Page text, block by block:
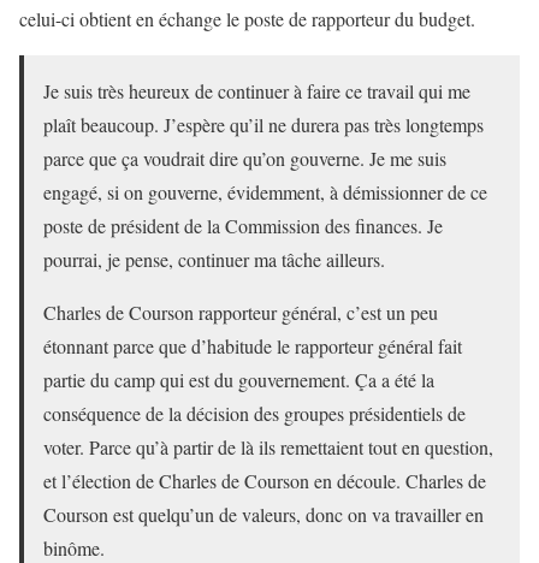
celui-ci obtient en échange le poste de rapporteur du budget.
Je suis très heureux de continuer à faire ce travail qui me
plaît beaucoup. J’espère qu’il ne durera pas très longtemps
parce que ça voudrait dire qu’on gouverne. Je me suis
engagé, si on gouverne, évidemment, à démissionner de ce
poste de président de la Commission des finances. Je
pourrai, je pense, continuer ma tâche ailleurs.
Charles de Courson rapporteur général, c’est un peu
étonnant parce que d’habitude le rapporteur général fait
partie du camp qui est du gouvernement. Ça a été la
conséquence de la décision des groupes présidentiels de
voter. Parce qu’à partir de là ils remettaient tout en question,
et l’élection de Charles de Courson en découle. Charles de
Courson est quelqu’un de valeurs, donc on va travailler en
binôme.